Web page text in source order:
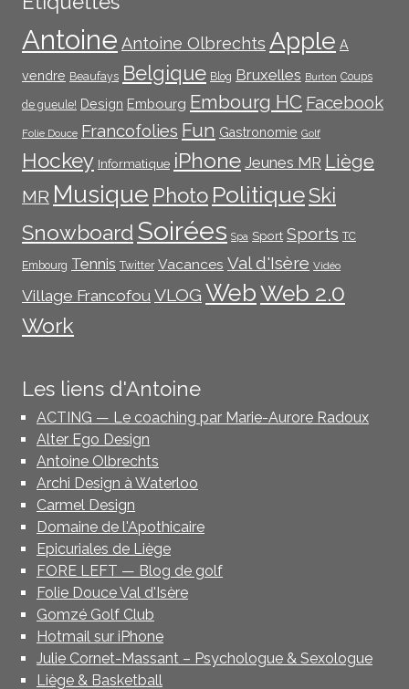
Antoine Antoine Olbrechts Apple A
vendre Beaufays Belgique Blog Bruxelles Burton Coups
de gueule! Design Embourg Embourg HC Facebook
Folie Douce Francofolies Fun Gastronomie Golf
Hockey Informatique iPhone Jeunes MR Liège
MR Musique Photo PolitiqueSki
Snowboard Soirées Spa Sport Sports TC
Embourg Tennis Twitter Vacances Val d'Isère Vidéo
Village Francofou VLOG WebWeb 2.0
Work
Les liens d'Antoine
ACTING — Le coaching par Marie-Aurore Radoux
Alter Ego Design
Antoine Olbrechts
Archi Design à Waterloo
Carmel Design
Domaine de l'Apothicaire
Epicuriales de Liège
FORE LEFT — Blog de golf
Folie Douce Val d'Isère
Gomzé Golf Club
Hotmail sur iPhone
Julie Cornet-Massant – Psychologue & Sexologue
Liège & Basketball